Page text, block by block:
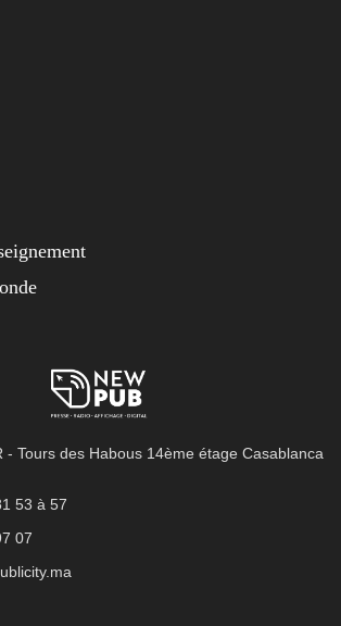
- Tours des Habous 14ème étage Casablanca
53 à 57
07